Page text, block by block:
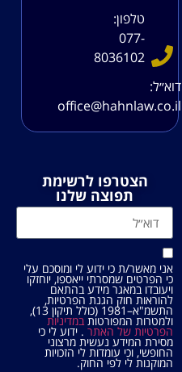
טלפון:
077-
8036102
דוא׳׳ל:
office@hahnlaw.co.il
הצטרפו לרשימת
תפוצה שלנו
אני מאשר/ת כי ידוע לי ומוסכם עלי
כי הפרטים שמסרתי ייאספו, יוחזקו
ויעובדו במאגר מידע בהתאם
להוראות חוק הגנת הפרטיות,
התשמ"א–1981 (כולל תיקון 13),
ולמטרות המפורטותבמדיניות
הפרטיות של האתר . ידוע לי כי
מסירת המידע נעשית מרצוני
החופשי, וכי עומדות לי הזכויות
המוקנות לי לפי החוק.